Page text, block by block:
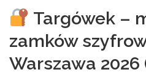
Targówek –
zamków
Warszawa 2026